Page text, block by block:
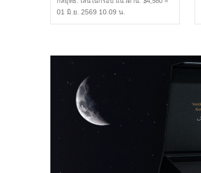
70,300 บาท แนวรับ […]
01 มิ.ย. 2569 10.09 น.